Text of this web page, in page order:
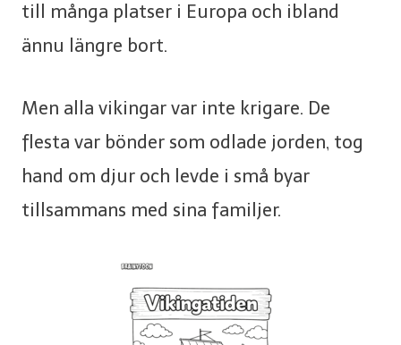
till många platser i Europa och ibland
ännu längre bort.
Men alla vikingar var inte krigare. De
flesta var bönder som odlade jorden, tog
hand om djur och levde i små byar
tillsammans med sina familjer.